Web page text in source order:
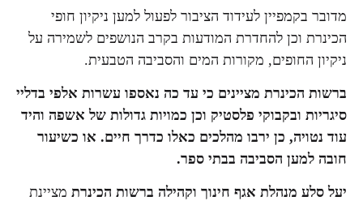
מדובר בקמפיין לעידוד הציבור לפעול למען ניקיון חופי
הכינרת וכן להחדרת המודעות בקרב הנושפים לשמירה על
ניקיון החופים, מקורות המים והסביבה הטבעית.
ברשות הכינרת מציינים כי עד כה נאספו עשרות אלפי בדליי
סיגריות ובקבוקי פלסטיק וכן כמויות גדולות של אשפה והיד
עוד נטויה, כן ירבו מהלכים כאלו כדרך חיים. או כשיעור
חובה למען הסביבה בבתי ספר.
יעל סלע מנהלת אגף חינוך וקהילה ברשות הכינרת מציינת